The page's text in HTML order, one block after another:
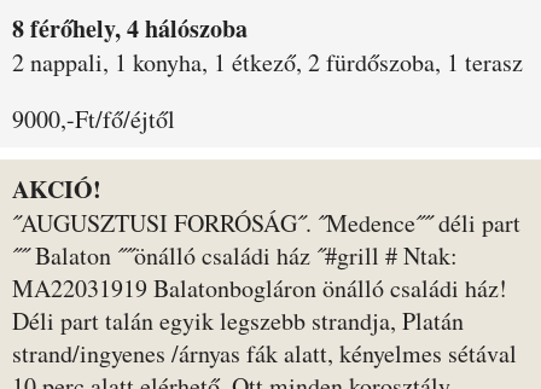
8 férőhely, 4 hálószoba
2 nappali, 1 konyha, 1 étkező, 2 fürdőszoba, 1 terasz
9000,-Ft/fő/éjtől
AKCIÓ!
˝AUGUSZTUSI FORRÓSÁG˝. ˝Medence˝˝ déli part
˝˝ Balaton ˝˝önálló családi ház ˝#grill # Ntak:
MA22031919 Balatonbogláron önálló családi ház!
Déli part talán egyik legszebb strandja, Platán
strand/ingyenes /árnyas fák alatt, kényelmes sétával